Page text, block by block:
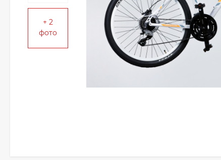
+ 2
фото